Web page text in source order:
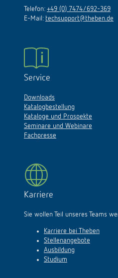
Telefon: +49 (0) 7474/692-369
E-Mail: techsupport@theben.de
Service
Downloads
Katalogbestellung
Kataloge und Prospekte
Seminare und Webinare
Fachpresse
Karriere
Sie wollen Teil unseres Teams
Karriere bei Theben
Stellenangebote
Ausbildung
Studium